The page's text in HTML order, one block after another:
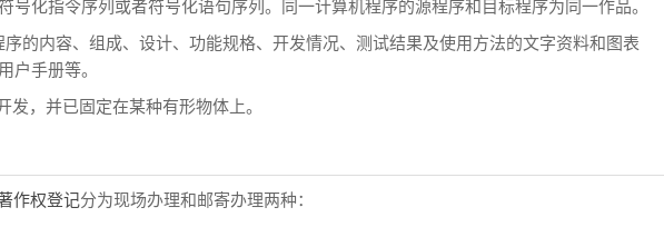
号化指令序列或者符号化语句序列。同一计算机程序的源程序和目标程序为同一作品。
的内容、组成、设计、功能规格、开发情况、测试结果及使用方法的文字资料和图表
户手册等。
，并已固定在某种有形物体上。
作权登记分为现场办理和邮寄办理两种：